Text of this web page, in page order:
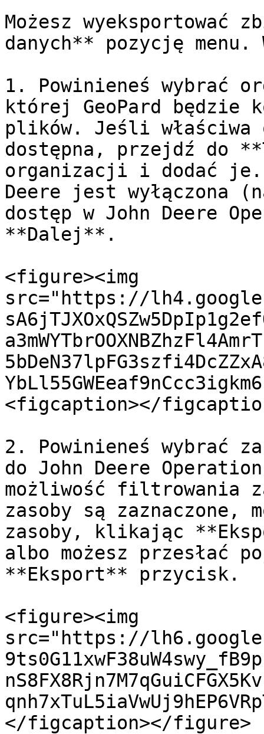
Możesz wyeksportować
danych** pozycję menu.
1. Powinieneś wybrać
której GeoPard będzie
plików. Jeśli
dostępna, przejdź do
organizacji i dodać
Deere jest wyłączona
dostęp w John Deere
**Dalej**.
<figure><img
src="https://
<figcaption></
2. Powinieneś wybrać
do John Deere
możliwość filtrowania
zasoby są zaznaczone,
zasoby, klikając
albo możesz przesłać
**Eksport** przycisk.
<figure><img
src="https://
</figcaption></figure>